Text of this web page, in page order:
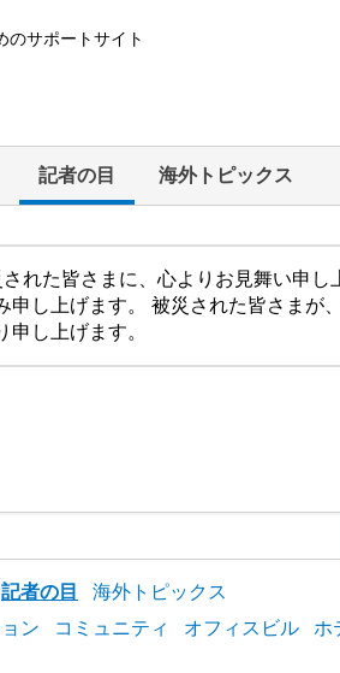
のサポートサイト
記者の目 海外トピックス
れた皆さまに、心よりお見舞い申
申し上げます。 被災された皆さま
し上げます。
記者の目
海外トピックス
ン コミュニティ オフィスビル ホ